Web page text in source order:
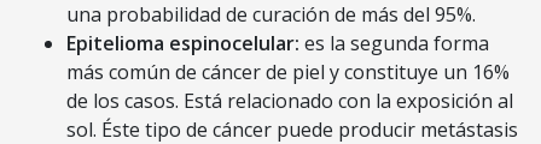
una probabilidad de curación de más del 95%.
Epitelioma espinocelular: es la segunda forma
más común de cáncer de piel y constituye un 16%
de los casos. Está relacionado con la exposición al
sol. Éste tipo de cáncer puede producir metástasis